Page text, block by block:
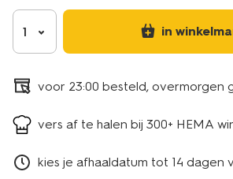
24-
p.-6330129.html
1 in
voor 23:00 besteld, overmorgen
vers af te halen bij 300+ HEMA
kies je afhaaldatum tot 14 dagen